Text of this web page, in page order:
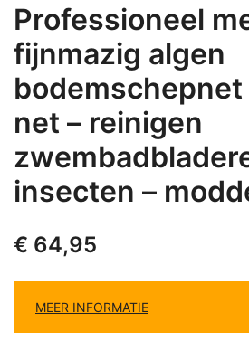
Professioneel
fijnmazig algen
bodemschepnet
net – reinigen
insecten –
€ 64,95
MEER INFORMATIE